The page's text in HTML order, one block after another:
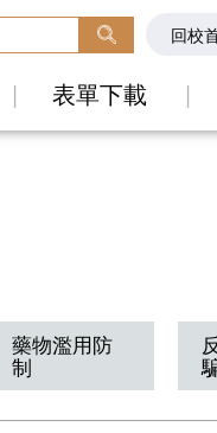
回校
表單下載
藥物濫用防
制